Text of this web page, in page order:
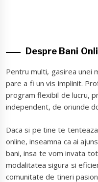
Despre Bani
Pentru multi, gasirea unei
pare a fi un vis implinit.
program flexibil de lucru,
independent, de oriunde
Daca si pe tine te
online, inseamna ca ai
bani, insa te vom invata
modalitatea sigura si
comunitate de tineri